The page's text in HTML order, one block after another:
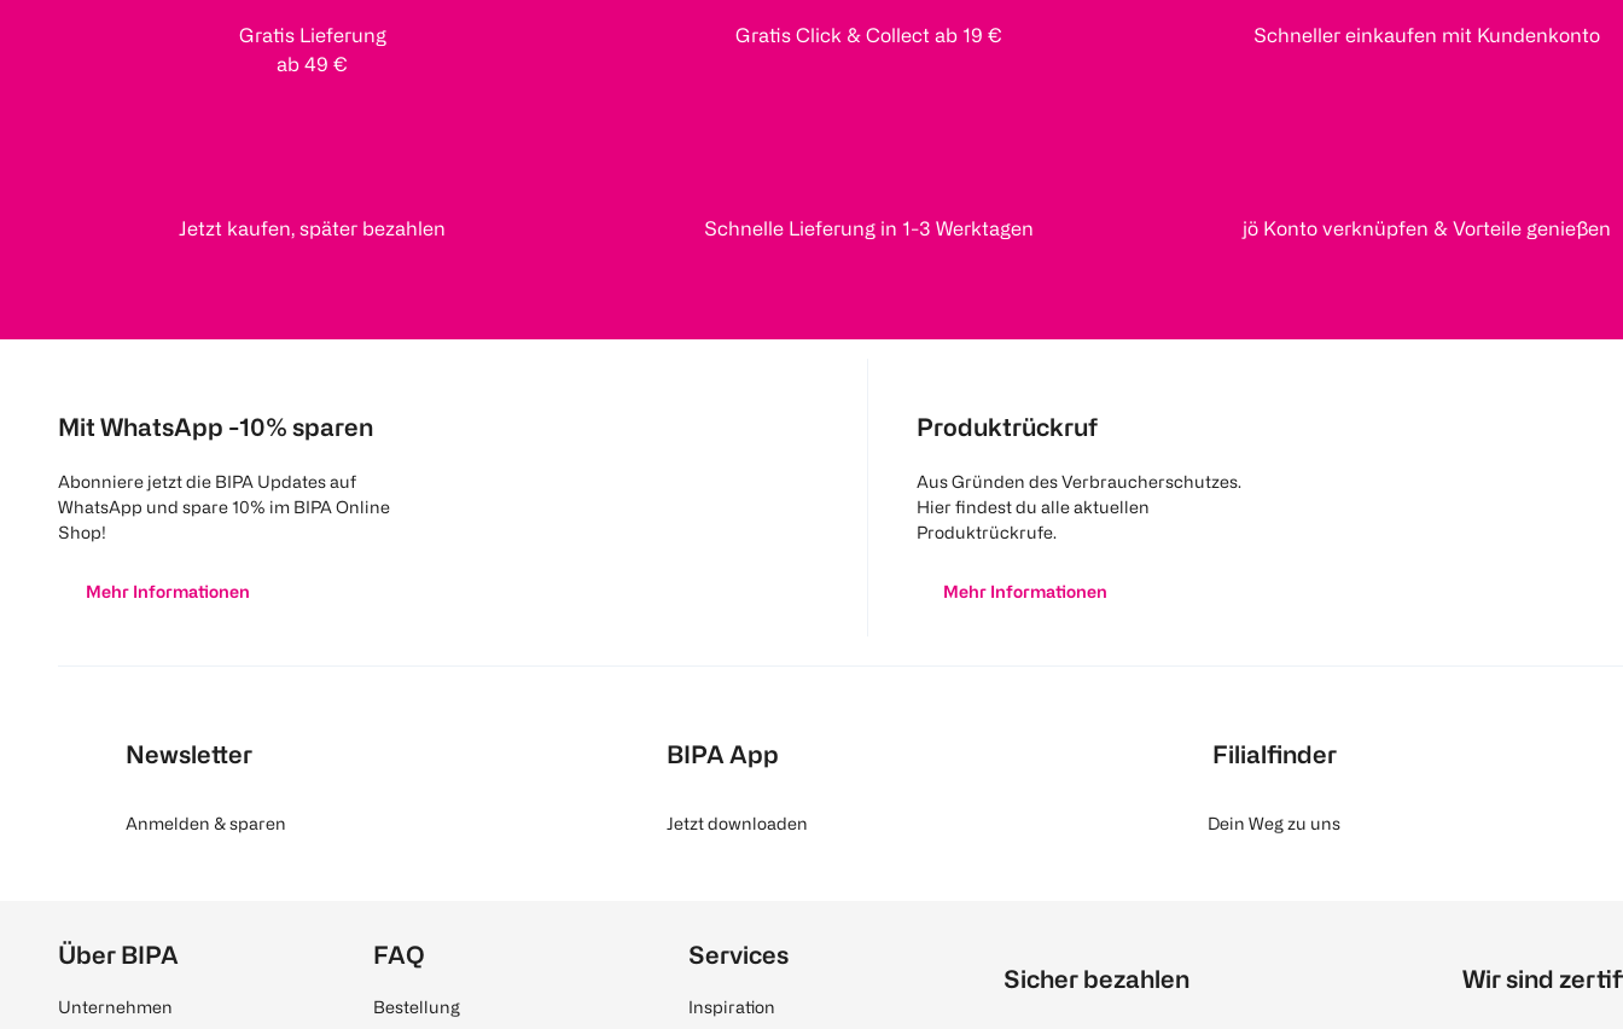
Gratis Lieferung
ab 49 €
Gratis Click & Collect ab 19 € Schneller einkaufen mit Kundenkonto
Jetzt kaufen, später bezahlen Schnelle Lieferung in 1-3 Werktagen jö Konto verknüpfen & Vorteile genießen
Mit WhatsApp -10% sparen
Abonniere jetzt die BIPA Updates auf
WhatsApp und spare 10% im BIPA Online
Shop!
Mehr Informationen
Produktrückruf
Aus Gründen des Verbraucherschutzes.
Hier findest du alle aktuellen
Produktrückrufe.
Mehr Informationen
Newsletter
Anmelden & sparen
BIPA App
Jetzt downloaden
Filialfinder
Dein Weg zu uns
Über BIPA
Unternehmen
FAQ
Bestellung
Services
Inspiration
Sicher bezahlen Wir sind